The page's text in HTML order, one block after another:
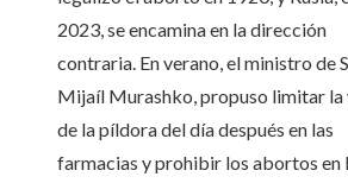
2023, se encamina en la dirección
contraria. En verano, el ministro de
Mijaíl Murashko, propuso limitar la
de la píldora del día después en las
farmacias y prohibir los abortos en